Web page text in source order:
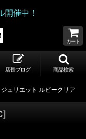
催中！
カート
店長ブログ 商品検索
ジュリエット ルビークリア
]